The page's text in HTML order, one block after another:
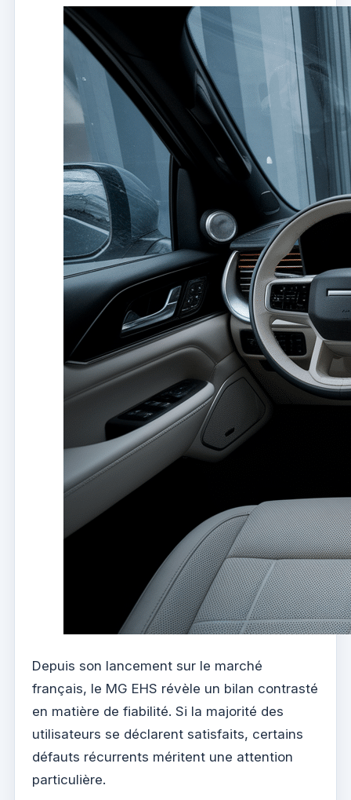
Depuis son lancement sur le marché
français, le MG EHS révèle un bilan contrasté
en matière de fiabilité. Si la majorité des
utilisateurs se déclarent satisfaits, certains
défauts récurrents méritent une attention
particulière.